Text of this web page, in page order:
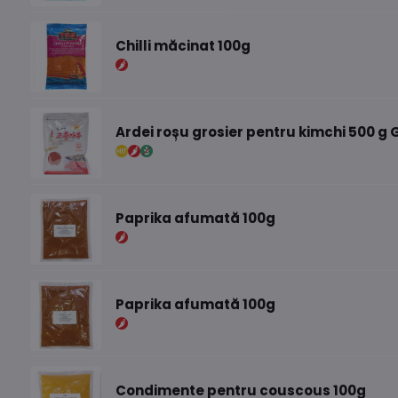
Chilli măcinat 100g
Ardei roșu grosier pentru kimchi 500 g
Paprika afumată 100g
Paprika afumată 100g
Condimente pentru couscous 100g